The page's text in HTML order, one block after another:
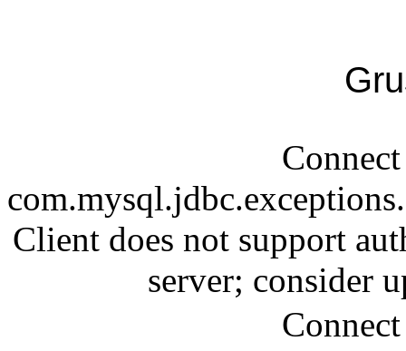
Client does not support
server; consider